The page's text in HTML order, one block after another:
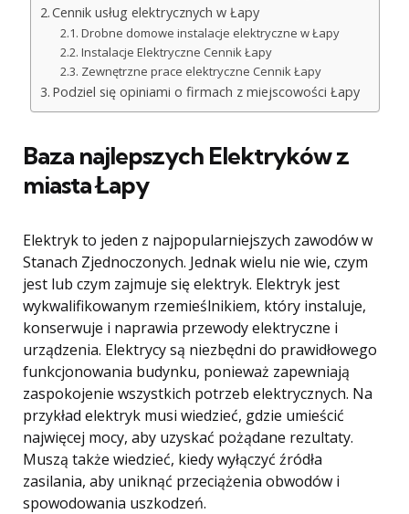
Cennik usług elektrycznych w Łapy
Drobne domowe instalacje elektryczne w Łapy
Instalacje Elektryczne Cennik Łapy
Zewnętrzne prace elektryczne Cennik Łapy
Podziel się opiniami o firmach z miejscowości Łapy
Baza najlepszych Elektryków z
miasta Łapy
Elektryk to jeden z najpopularniejszych zawodów w
Stanach Zjednoczonych. Jednak wielu nie wie, czym
jest lub czym zajmuje się elektryk. Elektryk jest
wykwalifikowanym rzemieślnikiem, który instaluje,
konserwuje i naprawia przewody elektryczne i
urządzenia. Elektrycy są niezbędni do prawidłowego
funkcjonowania budynku, ponieważ zapewniają
zaspokojenie wszystkich potrzeb elektrycznych. Na
przykład elektryk musi wiedzieć, gdzie umieścić
najwięcej mocy, aby uzyskać pożądane rezultaty.
Muszą także wiedzieć, kiedy wyłączyć źródła
zasilania, aby uniknąć przeciążenia obwodów i
spowodowania uszkodzeń.